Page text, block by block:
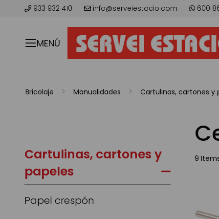
933 932 410 info@serveiestacio.com 600
MENÚ
Bricolaje Manualidades Cartulinas, cartones y
9
Cartulinas, cartones y
papeles
Papel crespón